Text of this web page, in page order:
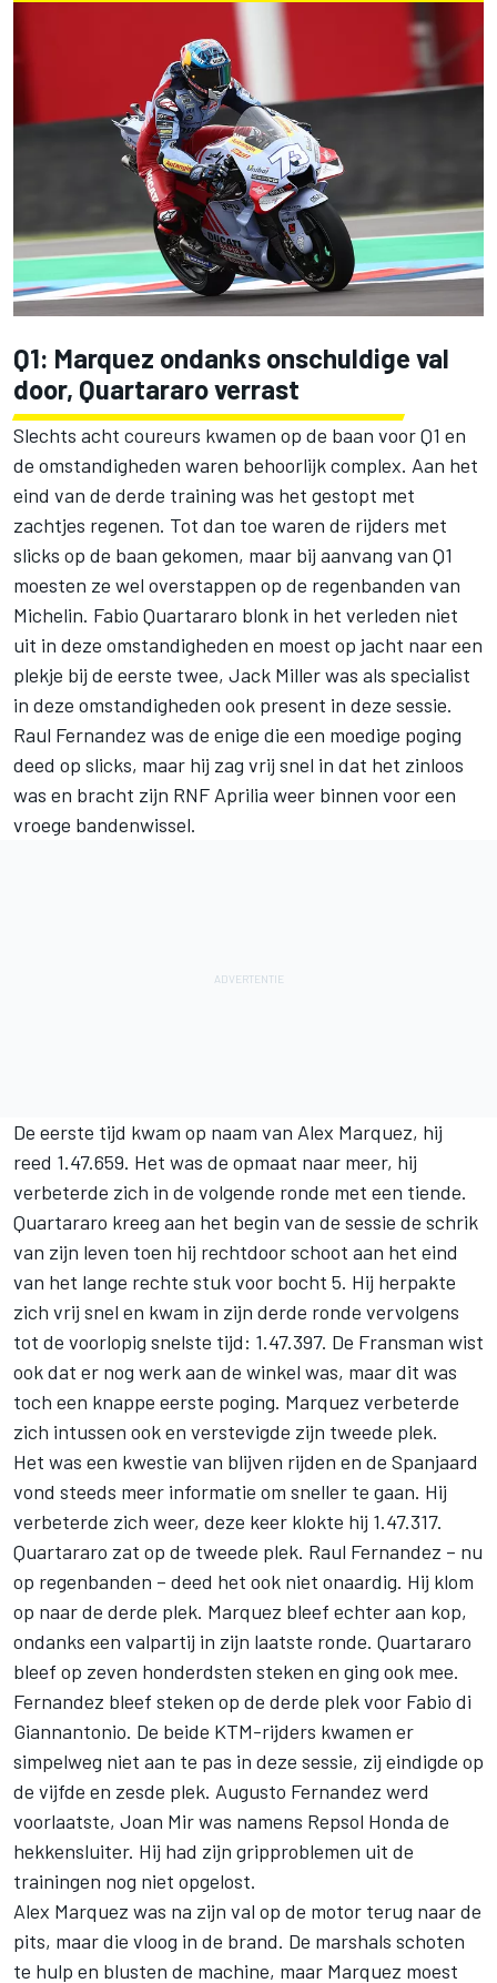
Q1: Marquez ondanks onschuldige val
door, Quartararo verrast
Slechts acht coureurs kwamen op de baan voor Q1 en
de omstandigheden waren behoorlijk complex. Aan het
eind van de derde training was het gestopt met
zachtjes regenen. Tot dan toe waren de rijders met
slicks op de baan gekomen, maar bij aanvang van Q1
moesten ze wel overstappen op de regenbanden van
Michelin. Fabio Quartararo blonk in het verleden niet
uit in deze omstandigheden en moest op jacht naar een
plekje bij de eerste twee, Jack Millerwas als specialist
in deze omstandigheden ook present in deze sessie.
Raul Fernandez was de enige die een moedige poging
deed op slicks, maar hij zag vrij snel in dat het zinloos
was en bracht zijn RNF Aprilia weer binnen voor een
vroege bandenwissel.
De eerste tijd kwam op naam van Alex Marquez, hij
reed 1.47.659. Het was de opmaat naar meer, hij
verbeterde zich in de volgende ronde met een tiende.
Quartararo kreeg aan het begin van de sessie de schrik
van zijn leven toen hij rechtdoor schoot aan het eind
van het lange rechte stuk voor bocht 5. Hij herpakte
zich vrij snel en kwam in zijn derde ronde vervolgens
tot de voorlopig snelste tijd: 1.47.397. De Fransman wist
ook dat er nog werk aan de winkel was, maar dit was
toch een knappe eerste poging. Marquez verbeterde
zich intussen ook en verstevigde zijn tweede plek.
Het was een kwestie van blijven rijden en de Spanjaard
vond steeds meer informatie om sneller te gaan. Hij
verbeterde zich weer, deze keer klokte hij 1.47.317.
Quartararo zat op de tweede plek. Raul Fernandez – nu
op regenbanden – deed het ook niet onaardig. Hij klom
op naar de derde plek. Marquez bleef echter aan kop,
ondanks een valpartij in zijn laatste ronde. Quartararo
bleef op zeven honderdsten steken en ging ook mee.
Fernandez bleef steken op de derde plek voor Fabio di
Giannantonio. De beide KTM-rijders kwamen er
simpelweg niet aan te pas in deze sessie, zij eindigde op
de vijfde en zesde plek. Augusto Fernandez werd
voorlaatste, Joan Mirwas namens Repsol Honda de
hekkensluiter. Hij had zijn gripproblemen uit de
trainingen nog niet opgelost.
Alex Marquez was na zijn val op de motor terug naar de
pits, maar die vloog in de brand. De marshals schoten
te hulp en blusten de machine, maar Marquez moest